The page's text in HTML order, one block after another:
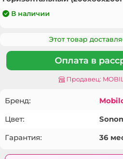
В наличии
Этот товар
Оплата в
Продавец:
Бренд:
Цвет:
Гарантия:
36